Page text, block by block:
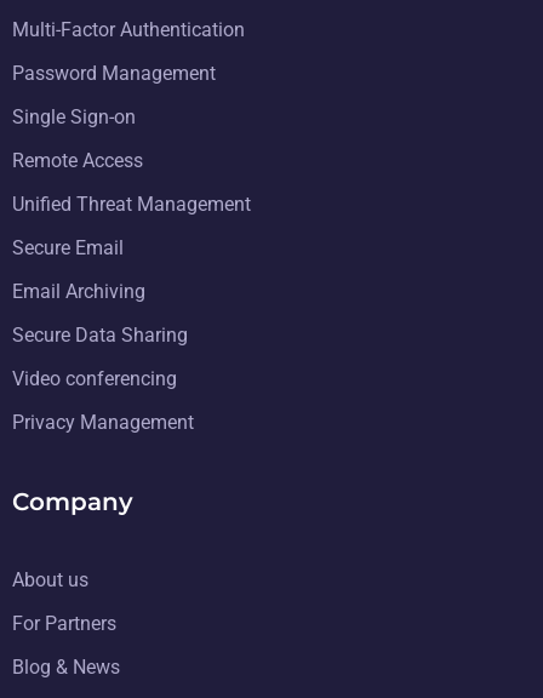
Multi-Factor Authentication
Password Management
Single Sign-on
Remote Access
Unified Threat Management
Secure Email
Email Archiving
Secure Data Sharing
Video conferencing
Privacy Management
Company
About us
For Partners
Blog & News